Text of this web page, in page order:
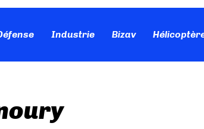
Industrie Bizav